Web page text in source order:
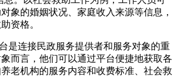
象的婚姻状况、家庭收入来源等信息，
资格。
是连接民政服务提供者和服务对象的重
而言，他们可以通过平台便捷地获取各
老机构的服务内容和收费标准、社会救